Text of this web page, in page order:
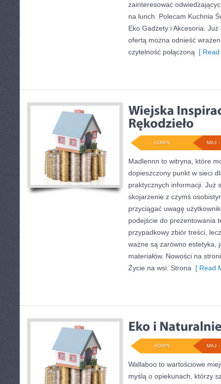
zainteresować
na lunch. Polecam Kuchnia
Eko Gadżety i Akcesoria.
ofertą można odnieść
czytelność połączoną [
MAJ -
ADMIN
Madlennn to witryna, które
dopieszczony punkt w sieci
praktycznych informacji. Już
skojarzenie z czymś
przyciągać uwagę
podejście do prezentowania
przypadkowy zbiór treści,
ważne są zarówno estetyka,
materiałów. Nowości na
Życie na wsi. Strona [ Read
MAJ -
ADMIN
Wallaboo to wartościowe
myślą o opiekunach, którzy